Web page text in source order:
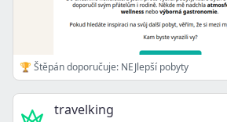
🏆 Štěpán doporučuje: NEJlepší pobyty
travelking